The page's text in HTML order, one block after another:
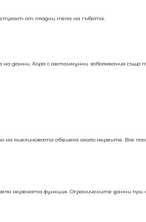
от плодни тела на гъбата.
на данни. Хора с автоимунни заболявания
обвивка около нервите. Все
нервната функция. Ограничените данни